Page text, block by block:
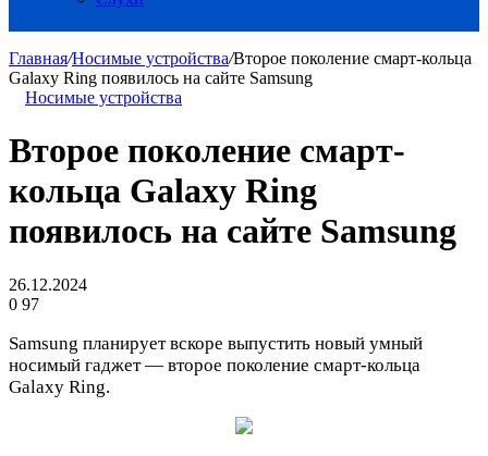
Главная/Носимые устройства/Второе поколение смарт-кольца
Galaxy Ring появилось на сайте Samsung
Носимые устройства
Второе поколение смарт-
кольца Galaxy Ring
появилось на сайте Samsung
26.12.2024
0 97
Samsung планирует вскоре выпустить новый умный
носимый гаджет — второе поколение смарт-кольца
Galaxy Ring.